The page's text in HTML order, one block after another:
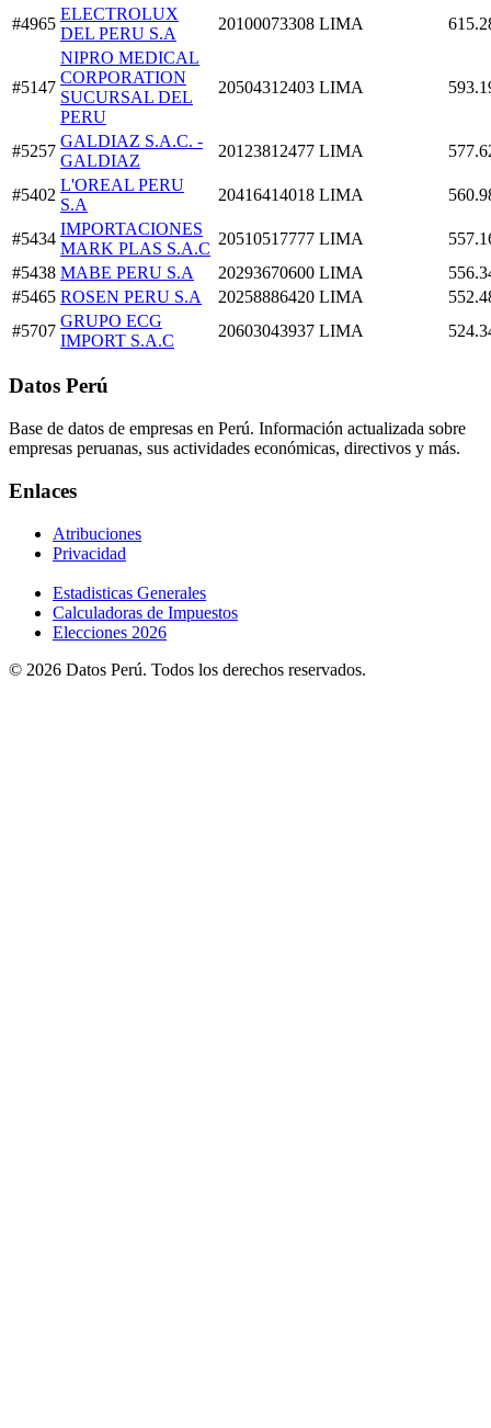
#4965
ELECTROLUX
DEL PERU S.A
20100073308 LIMA
#5147
NIPRO MEDICAL
CORPORATION
SUCURSAL DEL
PERU
20504312403 LIMA
#5257
GALDIAZ S.A.C. -
GALDIAZ
20123812477 LIMA
#5402
L'OREAL PERU
S.A
20416414018 LIMA
#5434
IMPORTACIONES
MARK PLAS S.A.C
20510517777 LIMA
#5438 MABE PERU S.A 20293670600 LIMA
#5465 ROSEN PERU S.A 20258886420 LIMA
#5707
GRUPO ECG
IMPORT S.A.C
20603043937 LIMA
Datos Perú
Base de datos de empresas en Perú. Información actualizada sobre
empresas peruanas, sus actividades económicas, directivos y más.
Enlaces
Atribuciones
Privacidad
Estadisticas Generales
Calculadoras de Impuestos
Elecciones 2026
© 2026 Datos Perú. Todos los derechos reservados.